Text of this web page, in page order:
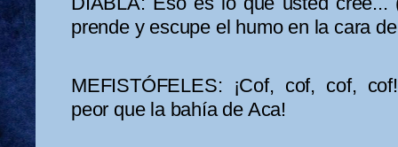
prende y escupe el humo en la cara
MEFISTÓFELES: ¡Cof, cof, cof,
peor que la bahía de Aca!